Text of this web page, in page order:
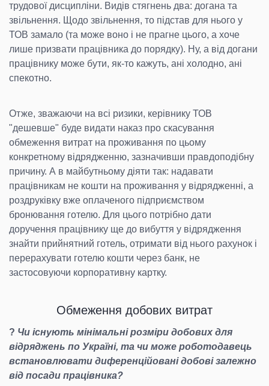
трудової дисципліни. Видів стягнень два: догана та
звільнення. Щодо звільнення, то підстав для нього у
ТОВ замало (та може воно і не прагне цього, а хоче
лише призвати працівника до порядку). Ну, а від догани
працівнику може бути, як-то кажуть, ані холодно, ані
спекотно.
Отже, зважаючи на всі ризики, керівнику ТОВ
"дешевше" буде видати наказ про скасування
обмеження витрат на проживання по цьому
конкретному відрядженню, зазначивши правдоподібну
причину. А в майбутньому діяти так: надавати
працівникам не кошти на проживання у відрядженні, а
роздруківку вже оплаченого підприємством
бронювання готелю. Для цього потрібно дати
доручення працівнику ще до вибуття у відрядження
знайти прийнятний готель, отримати від нього рахунок і
перерахувати готелю кошти через банк, не
застосовуючи корпоративну картку.
Обмеження добових витрат
? Чи існують мінімальні розміри добових для
відряджень по Україні, та чи може роботодавець
встановлювати диференційовані добові залежно
від посади працівника?